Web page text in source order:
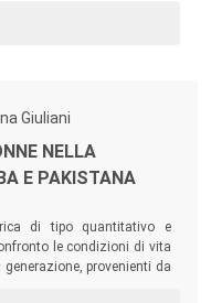
e sulle condizioni che
Giuliani
NELLA
E PAKISTANA
di tipo quantitativo e
le condizioni di vita
provenienti da